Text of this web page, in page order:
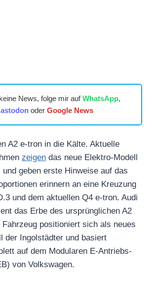
News, folge mir aufWhatsApp,
oder Google News
A2 e-tron in die Kälte. Aktuelle
zeigen das neue Elektro-Modell
geben erste Hinweise auf das
erinnern an eine Kreuzung
und dem aktuellen Q4 e-tron. Audi
das Erbe des ursprünglichen A2
positioniert sich als neues
der Ingolstädter und basiert
auf dem Modularen E-Antriebs-
von Volkswagen.